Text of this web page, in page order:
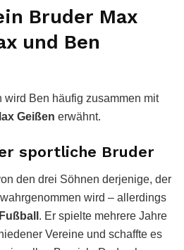
Bruder Max
und Ben
wird Ben häufig zusammen mit
Geißen erwähnt.
sportliche Bruder
den drei Söhnen derjenige, der
wird – allerdings
Fußball . Er spielte mehrere Jahre
Vereine und schaffte es